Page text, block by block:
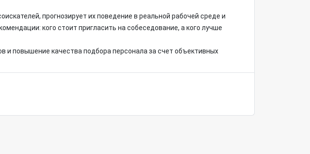
прогнозирует их поведение в реальной рабочей среде и
кого стоит пригласить на собеседование, а кого лучше
и повышение качества подбора персонала за счет объективных